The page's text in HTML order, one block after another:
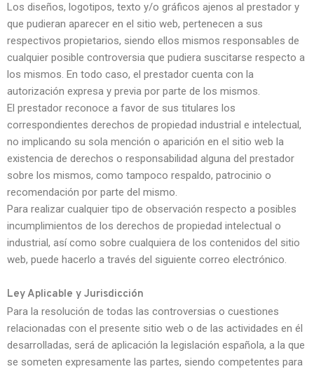
Los diseños, logotipos, texto y/o gráficos ajenos al prestador y
que pudieran aparecer en el sitio web, pertenecen a sus
respectivos propietarios, siendo ellos mismos responsables de
cualquier posible controversia que pudiera suscitarse respecto a
los mismos. En todo caso, el prestador cuenta con la
autorización expresa y previa por parte de los mismos.
El prestador reconoce a favor de sus titulares los
correspondientes derechos de propiedad industrial e intelectual,
no implicando su sola mención o aparición en el sitio web la
existencia de derechos o responsabilidad alguna del prestador
sobre los mismos, como tampoco respaldo, patrocinio o
recomendación por parte del mismo.
Para realizar cualquier tipo de observación respecto a posibles
incumplimientos de los derechos de propiedad intelectual o
industrial, así como sobre cualquiera de los contenidos del sitio
web, puede hacerlo a través del siguiente correo electrónico.
Ley Aplicable y Jurisdicción
Para la resolución de todas las controversias o cuestiones
relacionadas con el presente sitio web o de las actividades en él
desarrolladas, será de aplicación la legislación española, a la que
se someten expresamente las partes, siendo competentes para